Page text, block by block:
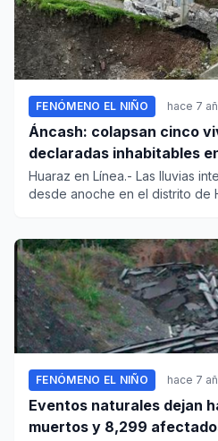
FENÓMENO EL NIÑO hace 7
Áncash: colapsan cinco
declaradas inhabitables
lluvias
Huaraz en Línea.- Las lluvias
desde anoche en el distrito de
FENÓMENO EL NIÑO hace 7
Eventos naturales dejan
muertos y 8,299